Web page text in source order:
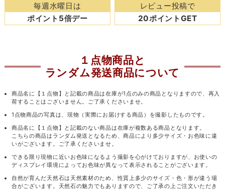
毎週水曜日は
ポイント5倍デー
レビュー投稿で
20ポイントGET
１点物商品と
ランダム発送商品について
商品名に【１点物】と記載の商品は在庫が1点のみの商品となりますので、再入
荷することはございません。ご了承くださいませ。
1点物商品の写真は、現物（実際にお届けする商品）を撮影したものです。
商品名に【１点物】と記載のない商品は在庫が複数ある商品となります。
こちらの商品はランダム発送となるため、商品により多少サイズ・お色味に違
いがございます。ご了承くださいませ。
できる限り現物に近いお色味になるよう撮影を心がけておりますが、お使いの
ディスプレイ環境によってお色味が異なって表示されることがございます。
自然が育んだ天然石は天然素材のため、性質上多少のサイズ・色・形が違う場
合がございます。天然石の魅力でもありますので、ご了承の上ご注文いただき